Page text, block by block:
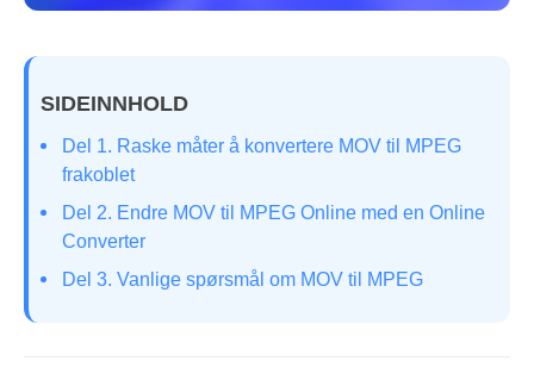
SIDEINNHOLD
Del 1. Raske måter å konvertere MOV til MPEG
frakoblet
Del 2. Endre MOV til MPEG Online med en Online
Converter
Del 3. Vanlige spørsmål om MOV til MPEG